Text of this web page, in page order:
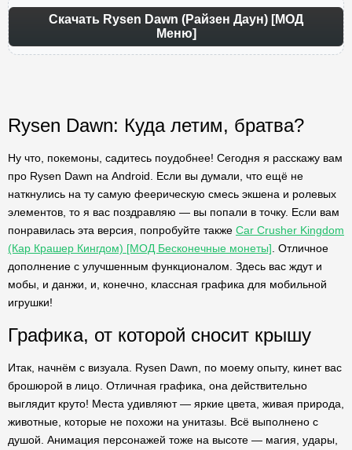
Скачать Rysen Dawn (Райзен Даун) [МОД
Меню]
Rysen Dawn: Куда летим, братва?
Ну что, покемоны, садитесь поудобнее! Сегодня я расскажу вам
про Rysen Dawn на Android. Если вы думали, что ещё не
наткнулись на ту самую феерическую смесь экшена и ролевых
элементов, то я вас поздравляю — вы попали в точку. Если вам
понравилась эта версия, попробуйте также Car Crusher Kingdom
(Кар Крашер Кингдом) [МОД Бесконечные монеты] . Отличное
дополнение с улучшенным функционалом. Здесь вас ждут и
мобы, и данжи, и, конечно, классная графика для мобильной
игрушки!
Графика, от которой сносит крышу
Итак, начнём с визуала. Rysen Dawn, по моему опыту, кинет вас
брошюрой в лицо. Отличная графика, она действительно
выглядит круто! Места удивляют — яркие цвета, живая природа,
животные, которые не похожи на унитазы. Всё выполнено с
душой. Анимация персонажей тоже на высоте — магия, удары,